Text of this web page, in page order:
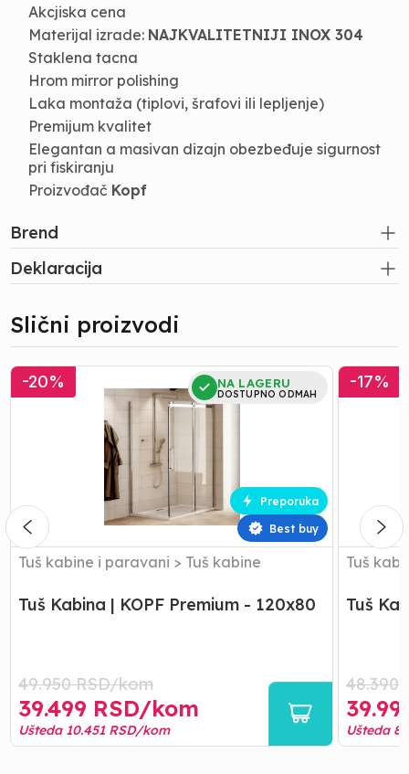
Akcjiska cena
Materijal izrade: NAJKVALITETNIJI INOX 304
Staklena tacna
Hrom mirror polishing
Laka montaža (tiplovi, šrafovi ili lepljenje)
Premijum kvalitet
Elegantan a masivan dizajn obezbeđuje sigurnost
pri fiskiranju
Proizvođač Kopf
Brend
Deklaracija
Slični proizvodi
Tuš
Kabina
-20%
Preporuka
Best buy
NA LAGERU
DOSTUPNO ODMAH
Tuš kabine i paravani > Tuš kabine
Tuš Kabina | KOPF Premium - 120x80
49.950RSD/kom
39.499 RSD/kom
Ušteda 10.451RSD/kom
Tuš
Kabina
-17%
Tuš
Tuš
48.390
Ušteda